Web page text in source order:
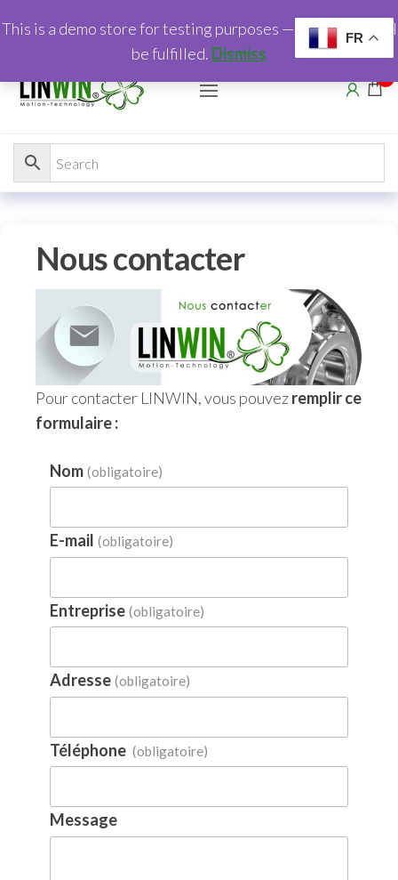
Nous contacter
Pour contacter LINWIN, vous pouvezremplir ce
formulaire :
Nom (obligatoire)
E-mail (obligatoire)
Entreprise (obligatoire)
Adresse (obligatoire)
Téléphone (obligatoire)
Message
FR
This is a demo store for testing purposes — no orders shall
be fulfilled. Dismiss